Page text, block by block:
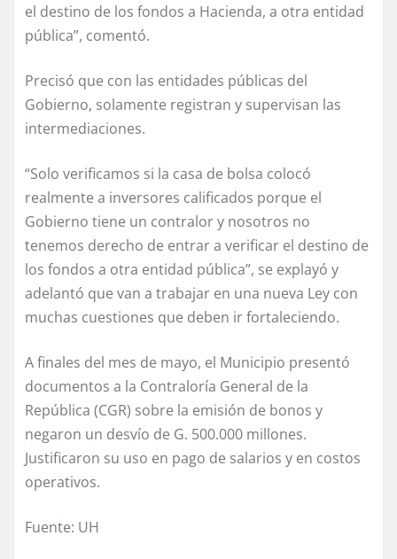
el destino de los fondos a Hacienda, a otra entidad
pública”, comentó.
Precisó que con las entidades públicas del
Gobierno, solamente registran y supervisan las
intermediaciones.
“Solo verificamos si la casa de bolsa colocó
realmente a inversores calificados porque el
Gobierno tiene un contralor y nosotros no
tenemos derecho de entrar a verificar el destino de
los fondos a otra entidad pública”, se explayó y
adelantó que van a trabajar en una nueva Ley con
muchas cuestiones que deben ir fortaleciendo.
A finales del mes de mayo, el Municipio presentó
documentos a la Contraloría General de la
República (CGR) sobre la emisión de bonos y
negaron un desvío de G. 500.000 millones.
Justificaron su uso en pago de salarios y en costos
operativos.
Fuente: UH